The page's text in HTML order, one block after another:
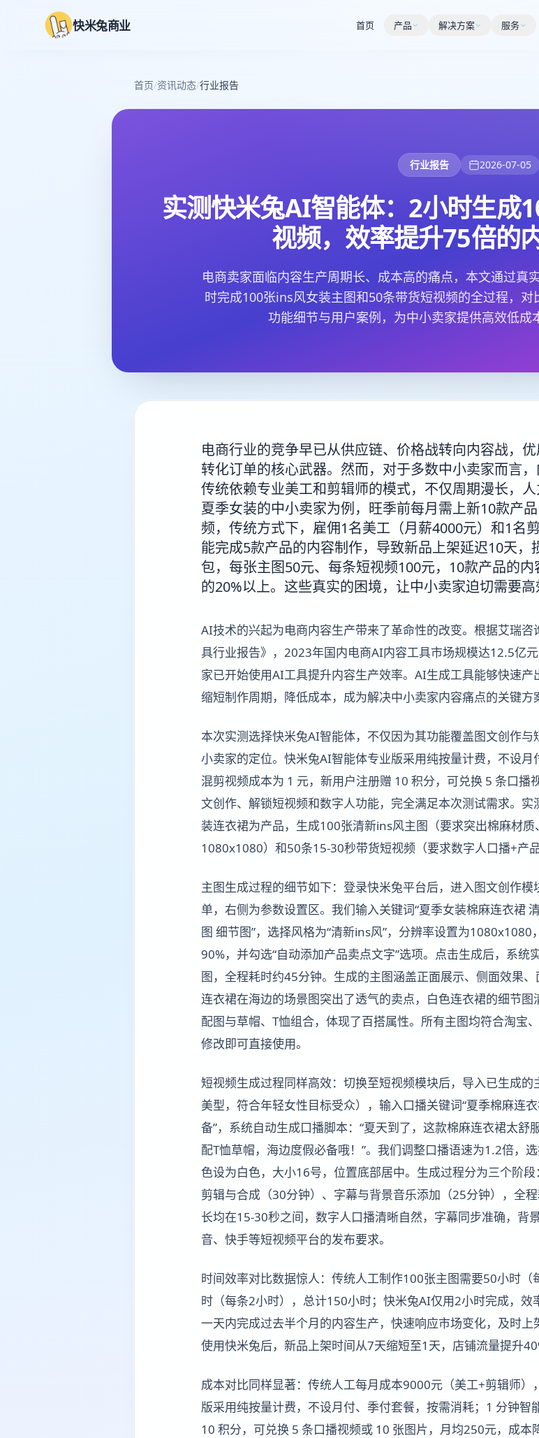
快米兔商业 首页 产品 解决方案 服务
首页/资讯动态/行业报告
行业报告 2026-07-05
实测快米兔AI智能体：2小时生成
视频，效率提升75倍的
电商卖家面临内容生产周期长、成本高的痛点，本文通过真
时完成100张ins风女装主图和50条带货短视频的全过程，
功能细节与用户案例，为中小卖家提供高效低成
电商行业的竞争早已从供应链、价格战转向内容战，优
转化订单的核心武器。然而，对于多数中小卖家而言，
传统依赖专业美工和剪辑师的模式，不仅周期漫长，
夏季女装的中小卖家为例，旺季前每月需上新10款产
频，传统方式下，雇佣1名美工（月薪4000元）和1名
能完成5款产品的内容制作，导致新品上架延迟10天，
包，每张主图50元、每条短视频100元，10款产品的
的20%以上。这些真实的困境，让中小卖家迫切需要高
AI技术的兴起为电商内容生产带来了革命性的改变。根据艾瑞
具行业报告》，2023年国内电商AI内容工具市场规模达12.5亿
家已开始使用AI工具提升内容生产效率。AI生成工具能够快速
缩短制作周期，降低成本，成为解决中小卖家内容痛点的关键方
本次实测选择快米兔AI智能体，不仅因为其功能覆盖图文创作
小卖家的定位。快米兔AI智能体专业版采用纯按量计费，不设
混剪视频成本为 1 元，新用户注册赠 10 积分，可兑换 5 条口播
文创作、解锁短视频和数字人功能，完全满足本次测试需求。
装连衣裙为产品，生成100张清新ins风主图（要求突出棉麻材
1080x1080）和50条15-30秒带货短视频（要求数字人口播+产
主图生成过程的细节如下：登录快米兔平台后，进入图文创作
单，右侧为参数设置区。我们输入关键词“夏季女装棉麻连衣裙
图 细节图”，选择风格为“清新ins风”，分辨率设置为
90%，并勾选“自动添加产品卖点文字”选项。点击生成后，系
图，全程耗时约45分钟。生成的主图涵盖正面展示、侧面效果
连衣裙在海边的场景图突出了透气的卖点，白色连衣裙的细节
配图与草帽、T恤组合，体现了百搭属性。所有主图均符合淘宝
修改即可直接使用。
短视频生成过程同样高效：切换至短视频模块后，导入已生成的
美型，符合年轻女性目标受众），输入口播关键词“夏季棉麻连
备”，系统自动生成口播脚本：“夏天到了，这款棉麻连衣裙太
配T恤草帽，海边度假必备哦！”。我们调整口播语速为1.2倍，
色设为白色，大小16号，位置底部居中。生成过程分为三个阶
剪辑与合成（30分钟）、字幕与背景音乐添加（25分钟），全
长均在15-30秒之间，数字人口播清晰自然，字幕同步准确，背
音、快手等短视频平台的发布要求。
时间效率对比数据惊人：传统人工制作100张主图需要50小时
时（每条2小时），总计150小时；快米兔AI仅用2小时完成，
一天内完成过去半个月的内容生产，快速响应市场变化，及时
使用快米兔后，新品上架时间从7天缩短至1天，店铺流量提升
成本对比同样显著：传统人工每月成本9000元（美工+剪辑师
版采用纯按量计费，不设月付、季付套餐，按需消耗；1 分钟智
10 积分，可兑换 5 条口播视频或 10 张图片，月均250元，成